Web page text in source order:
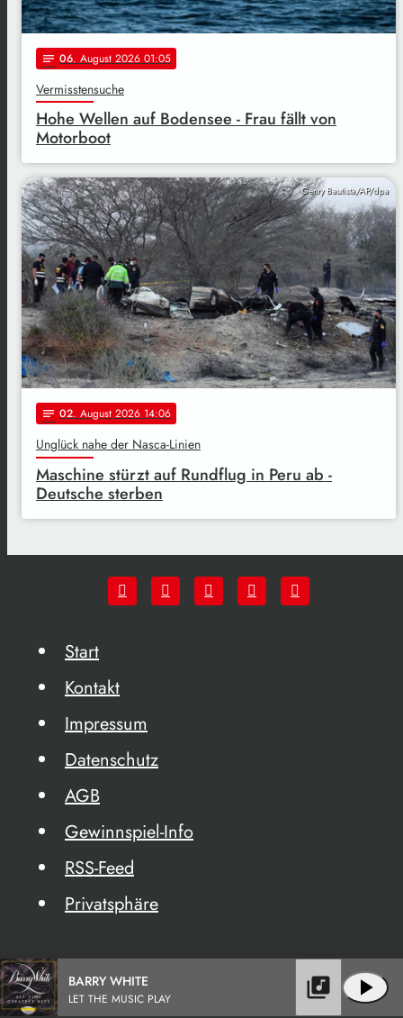
notes 06. August 2026 01:05
Vermisstensuche
Hohe Wellen auf Bodensee - Frau fällt von
Motorboot
Genry Bautista/AP/dpa
notes 02. August 2026 14:06
Unglück nahe der Nasca-Linien
Maschine stürzt auf Rundflug in Peru ab -
Deutsche sterben
Start
Kontakt
Impressum
Datenschutz
AGB
Gewinnspiel-Info
RSS-Feed
Privatsphäre
BARRY WHITE
LET THE MUSIC PLAY play_arrow
library_music